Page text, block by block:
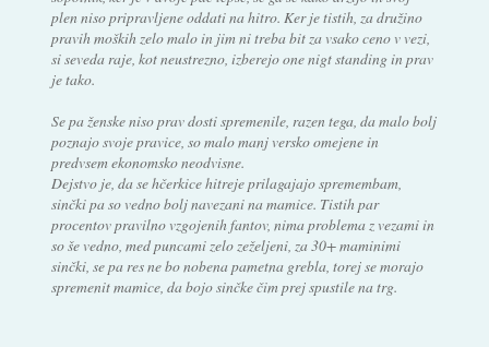
plen niso pripravljene oddati na hitro. Ker je tistih, za družino
pravih moških zelo malo in jim ni treba bit za vsako ceno v vezi,
si seveda raje, kot neustrezno, izberejo one nigt standing in prav
je tako.
Se pa ženske niso prav dosti spremenile, razen tega, da malo bolj
poznajo svoje pravice, so malo manj versko omejene in
predvsem ekonomsko neodvisne.
Dejstvo je, da se hčerkice hitreje prilagajajo spremembam,
sinčki pa so vedno bolj navezani na mamice. Tistih par
procentov pravilno vzgojenih fantov, nima problema z vezami in
so še vedno, med puncami zelo zeželjeni, za 30+ maminimi
sinčki, se pa res ne bo nobena pametna grebla, torej se morajo
spremenit mamice, da bojo sinčke čim prej spustile na trg.